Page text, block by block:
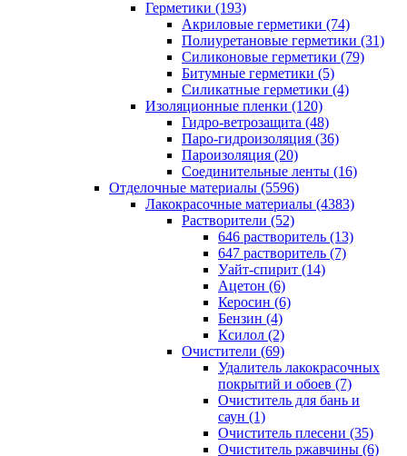
Герметики (193)
Акриловые герметики (74)
Полиуретановые герметики (31)
Силиконовые герметики (79)
Битумные герметики (5)
Силикатные герметики (4)
Изоляционные пленки (120)
Гидро-ветрозащита (48)
Паро-гидроизоляция (36)
Пароизоляция (20)
Соединительные ленты (16)
Отделочные материалы (5596)
Лакокрасочные материалы (4383)
Растворители (52)
646 растворитель (13)
647 растворитель (7)
Уайт-спирит (14)
Ацетон (6)
Керосин (6)
Бензин (4)
Ксилол (2)
Очистители (69)
Удалитель лакокрасочных
покрытий и обоев (7)
Очиститель для бань и
саун (1)
Очиститель плесени (35)
Очиститель ржавчины (6)